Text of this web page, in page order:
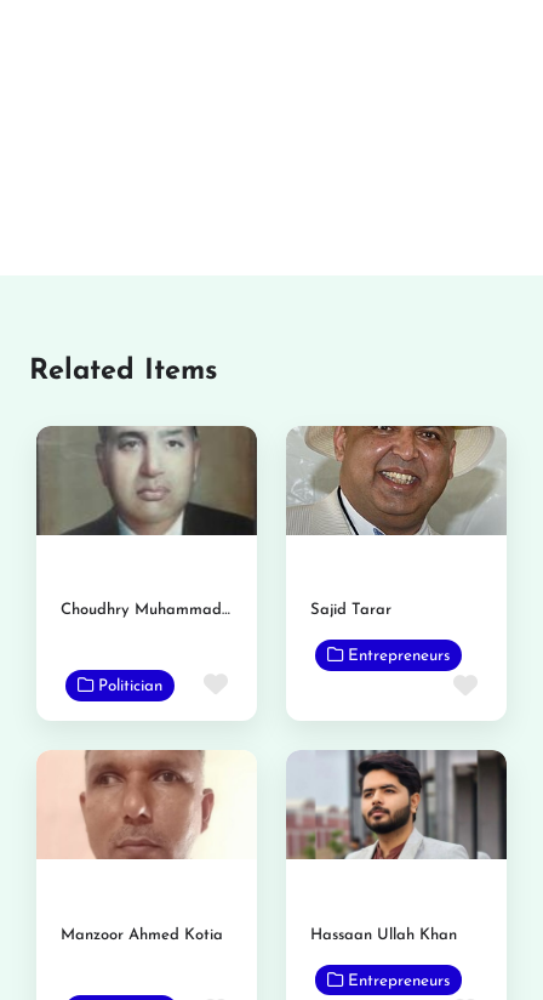
Related Items
Choudhry Muhammad Ashraf
Politician Favorite
Sajid Tarar
Entrepreneurs
Manzoor Ahmed Kotia Hassaan Ullah Khan
Entrepreneurs